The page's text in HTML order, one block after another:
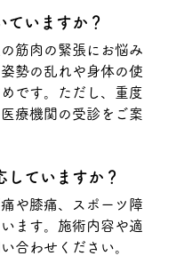
ていますか？
筋肉の緊張にお悩み
勢の乱れや身体の使
です。ただし、重度
療機関の受診をご案
していますか？
や膝痛、スポーツ障
ます。施術内容や適
合わせください。